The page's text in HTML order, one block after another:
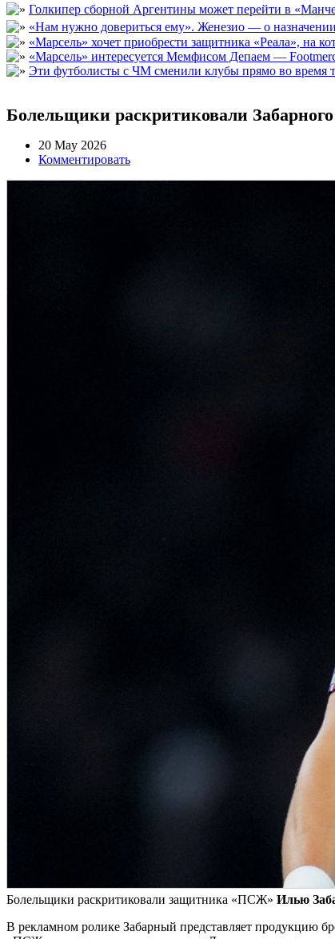
Голкипер сборной Аргентины может перейти в
«Нам нужно довериться ему». Женезио — о
«Марсель» хочет приобрести защитника «Реала», на
«Марсель» интересуется Мемфисом Депаем —
Эти футболисты с ЧМ сменили клубы прямо во время
Болельщики раскритиковали
20 May 2026
Комментировать
Болельщики раскритиковали защитника «ПСЖ» Илью
В рекламном ролике Забарный представляет продукцию